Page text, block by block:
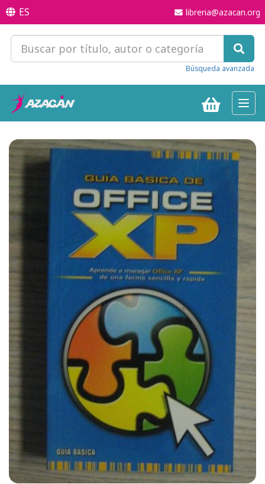
ES libreria@azacan.org
Búsqueda avanzada